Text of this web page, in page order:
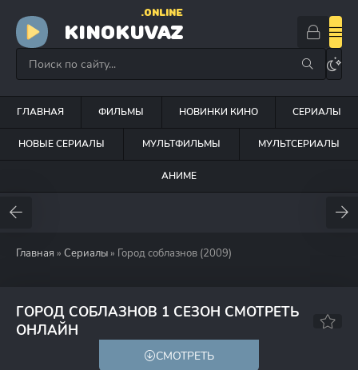
KINOKUVAZ
.ONLINE
ГЛАВНАЯ ФИЛЬМЫ НОВИНКИ КИНО СЕРИАЛЫ
НОВЫЕ СЕРИАЛЫ МУЛЬТФИЛЬМЫ МУЛЬТСЕРИАЛЫ
АНИМЕ
Главная » Сериалы » Город соблазнов (2009)
ГОРОД СОБЛАЗНОВ 1 СЕЗОН СМОТРЕТЬ
ОНЛАЙН
СМОТРЕТЬ